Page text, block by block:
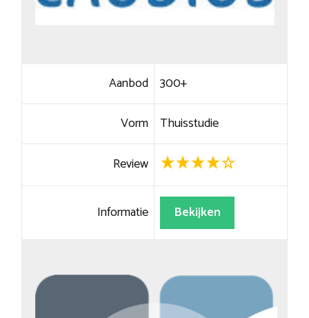
Aanbod 300+
Vorm Thuisstudie
Review
Informatie Bekijken